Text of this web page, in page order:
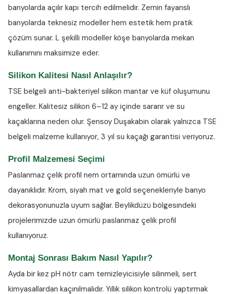
banyolarda açılır kapı tercih edilmelidir. Zemin fayanslı
banyolarda teknesiz modeller hem estetik hem pratik
çözüm sunar. L şekilli modeller köşe banyolarda mekan
kullanımını maksimize eder.
Silikon Kalitesi Nasıl Anlaşılır?
TSE belgeli anti-bakteriyel silikon mantar ve küf oluşumunu
engeller. Kalitesiz silikon 6–12 ay içinde sararır ve su
kaçaklarına neden olur. Şensoy Duşakabin olarak yalnızca TSE
belgeli malzeme kullanıyor, 3 yıl su kaçağı garantisi veriyoruz.
Profil Malzemesi Seçimi
Paslanmaz çelik profil nem ortamında uzun ömürlü ve
dayanıklıdır. Krom, siyah mat ve gold seçenekleriyle banyo
dekorasyonunuzla uyum sağlar. Beylikdüzü bölgesindeki
projelerimizde uzun ömürlü paslanmaz çelik profil
kullanıyoruz.
Montaj Sonrası Bakım Nasıl Yapılır?
Ayda bir kez pH nötr cam temizleyicisiyle silinmeli, sert
kimyasallardan kaçınılmalıdır. Yıllık silikon kontrolü yaptırmak